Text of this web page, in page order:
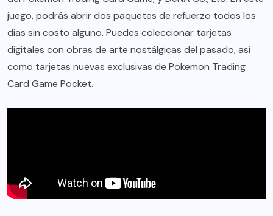
juego, podrás abrir dos paquetes de refuerzo todos los
días sin costo alguno. Puedes coleccionar tarjetas
digitales con obras de arte nostálgicas del pasado, así
como tarjetas nuevas exclusivas de Pokemon Trading
Card Game Pocket.